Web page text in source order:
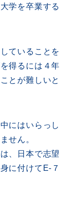
学を卒業する
ていることを
得るには４年
とが難しいと
にはいらっし
せん。
、日本で志望
に付けてE-７